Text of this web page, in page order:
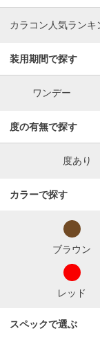
カラコン人気ランキ
装用期間で探す
ワンデー
度の有無で探す
度あり
カラーで探す
ブラウン
レッド
スペックで選ぶ